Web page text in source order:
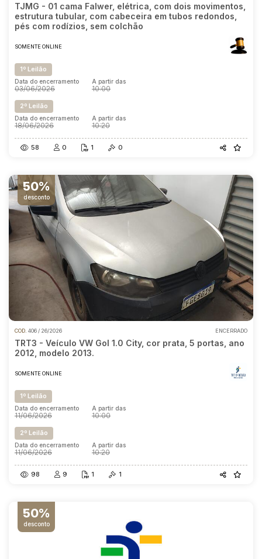
TJMG - 01 cama Falwer, elétrica, com dois movimentos,
estrutura tubular, com cabeceira em tubos redondos,
pés com rodízios, sem colchão
SOMENTE ONLINE
1º Leilão
Data do encerramento
03/06/2026
A partir das
10:00
2º Leilão
Data do encerramento
18/06/2026
A partir das
10:20
58 0 1 0
50%
desconto
COD. 406 / 26/2026 ENCERRADO
TRT3 - Veículo VW Gol 1.0 City, cor prata, 5 portas, ano
2012, modelo 2013.
SOMENTE ONLINE
1º Leilão
Data do encerramento
11/06/2026
A partir das
10:00
2º Leilão
Data do encerramento
11/06/2026
A partir das
10:20
98 9 1 1
50%
desconto